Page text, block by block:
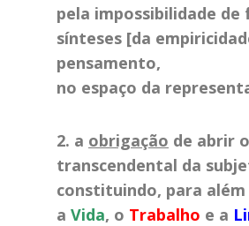
pela impossibilidade de
sínteses [da
pensamento,
no espaço da
2. a obrigação de abrir
transcendental da
constituindo, para
a Vida, o Trabalho e a